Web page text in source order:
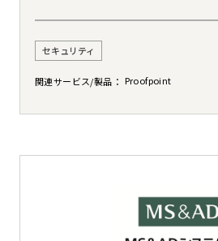
セキュリティ
関連サービス/製品 Proofpoint